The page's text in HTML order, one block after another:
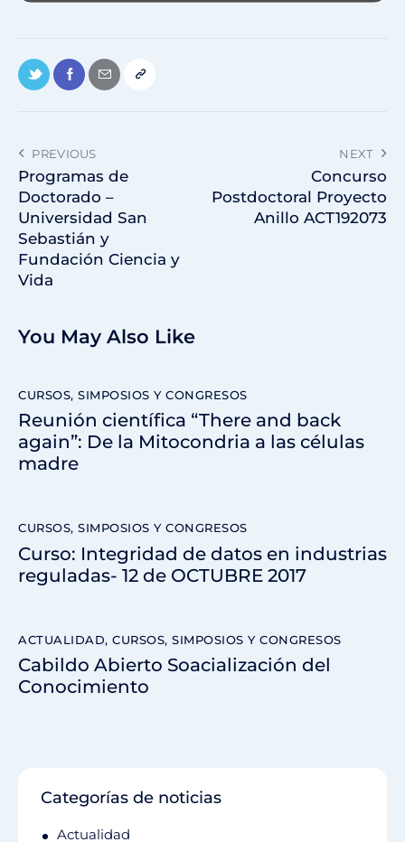
PREVIOUS
Programas de
Doctorado –
Universidad San
Sebastián y
Fundación Ciencia y
Vida
NEXT
Concurso
Postdoctoral Proyecto
Anillo ACT192073
You May Also Like
CURSOS, SIMPOSIOS Y CONGRESOS
Reunión científica “There and back
again”: De la Mitocondria a las células
madre
CURSOS, SIMPOSIOS Y CONGRESOS
Curso: Integridad de datos en industrias
reguladas- 12 de OCTUBRE 2017
ACTUALIDAD, CURSOS, SIMPOSIOS Y CONGRESOS
Cabildo Abierto Soacialización del
Conocimiento
Categorías de noticias
Actualidad